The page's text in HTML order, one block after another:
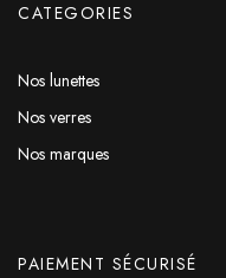
CATEGORIES
Nos lunettes
Nos verres
Nos marques
PAIEMENT SÉCURISÉ